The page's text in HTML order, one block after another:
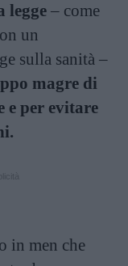
legge – come
un
sulla sanità –
magre di
e per evitare
in men che